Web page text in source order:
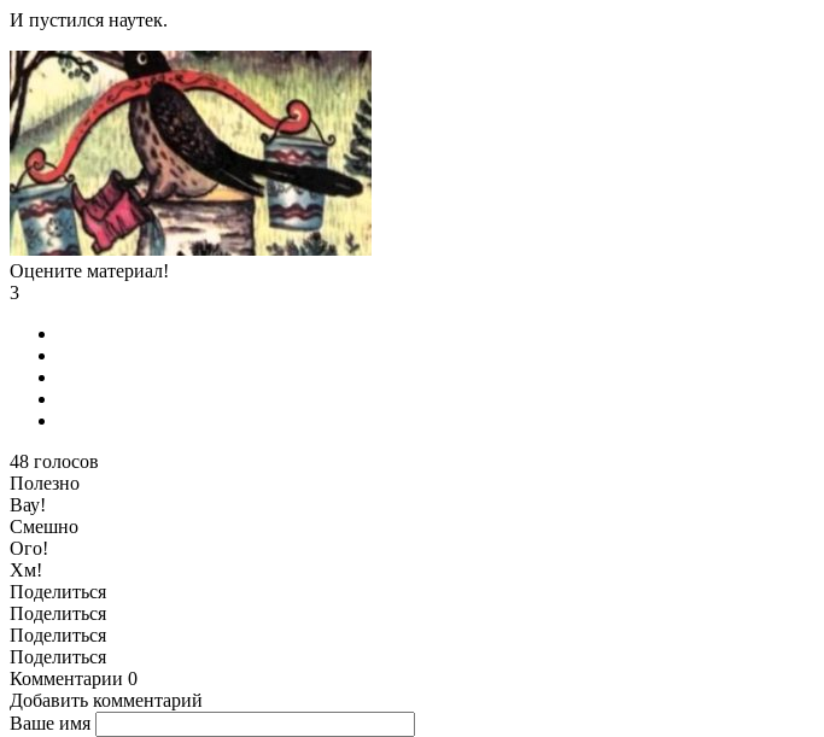
И пустился наутек.
Оцените материал!
3
48 голосов
Полезно
Вау!
Смешно
Ого!
Хм!
Поделиться
Поделиться
Поделиться
Поделиться
Комментарии 0
Добавить комментарий
Ваше имя